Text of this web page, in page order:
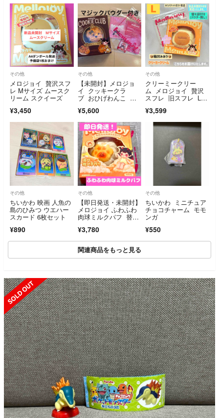
その他
メロジョイ 贅沢スフ
レ Mサイズ ムースク
リーム スクイーズ
¥3,450
その他
【未開封】メロジョ
イ クッキークラ
ブ おひげわんこ ね
¥5,600
その他
クリーミークリー
ム メロジョイ 贅沢
スフレ 旧スフレ Lサ
ウダー無し】
¥3,599
その他
ちいかわ 映画 人魚の
島のひみつ ウエハー
スカード 6枚セット
¥890
その他
【即日発送・未開封】
メロジョイ ふわふわ
肉球ミルクパフ 替え
¥3,780
その他
ちいかわ ミニチュア
チョコチャーム モモ
ンガ
¥550
関連商品をもっと見る
SOLD OUT